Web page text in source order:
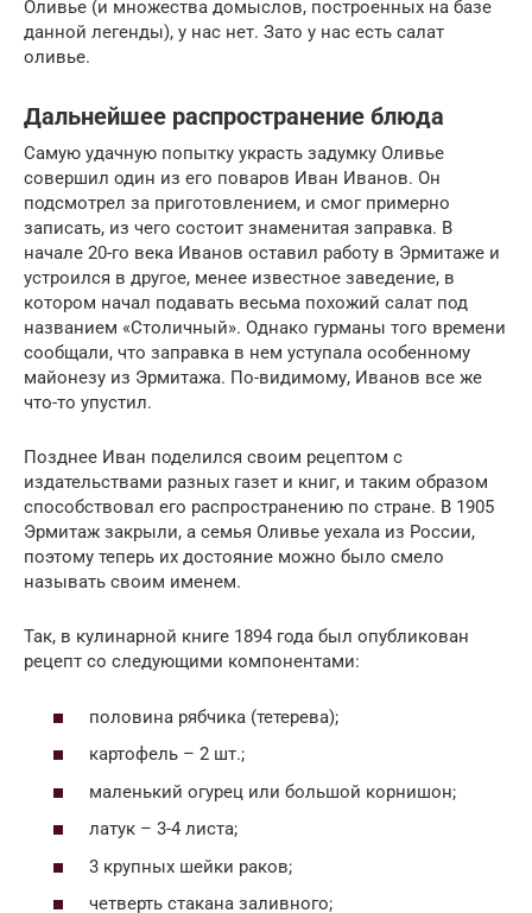
Оливье (и множества домыслов, построенных на базе
данной легенды), у нас нет. Зато у нас есть салат
оливье.
Дальнейшее распространение блюда
Самую удачную попытку украсть задумку Оливье
совершил один из его поваров Иван Иванов. Он
подсмотрел за приготовлением, и смог примерно
записать, из чего состоит знаменитая заправка. В
начале 20-го века Иванов оставил работу в Эрмитаже и
устроился в другое, менее известное заведение, в
котором начал подавать весьма похожий салат под
названием «Столичный». Однако гурманы того времени
сообщали, что заправка в нем уступала особенному
майонезу из Эрмитажа. По-видимому, Иванов все же
что-то упустил.
Позднее Иван поделился своим рецептом с
издательствами разных газет и книг, и таким образом
способствовал его распространению по стране. В 1905
Эрмитаж закрыли, а семья Оливье уехала из России,
поэтому теперь их достояние можно было смело
называть своим именем.
Так, в кулинарной книге 1894 года был опубликован
рецепт со следующими компонентами:
половина рябчика (тетерева);
картофель – 2 шт.;
маленький огурец или большой корнишон;
латук – 3-4 листа;
3 крупных шейки раков;
четверть стакана заливного;